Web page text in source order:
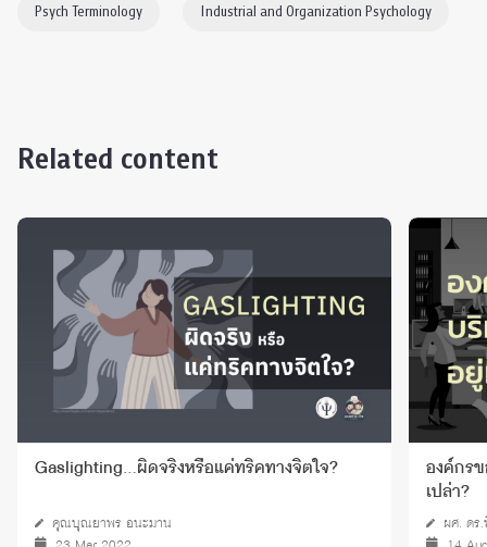
Psych Terminology Industrial and Organization Psychology
Related content
Gaslighting…ผิดจริงหรือแค่ทริคทางจิตใจ?
คุณบุณยาพร อนะมาน
องค์กร
เปล่า?
ผศ. ดร